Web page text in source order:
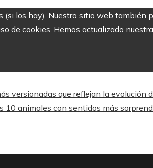
los hay). Nuestro sitio web también
de cookies. Hemos actualizado
versionadas que reflejan la evolución
10 animales con sentidos más